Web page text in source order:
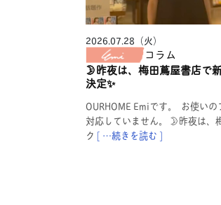
2026.07.28（火）
コラム
🌛昨夜は、梅田蔦屋書店で
決定✨
OURHOME Emiです。 お使い
対応していません。 🌛昨夜は、
ク [ …続きを読む ]